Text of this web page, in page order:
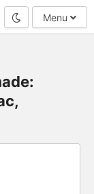
Mode nuit
Menu